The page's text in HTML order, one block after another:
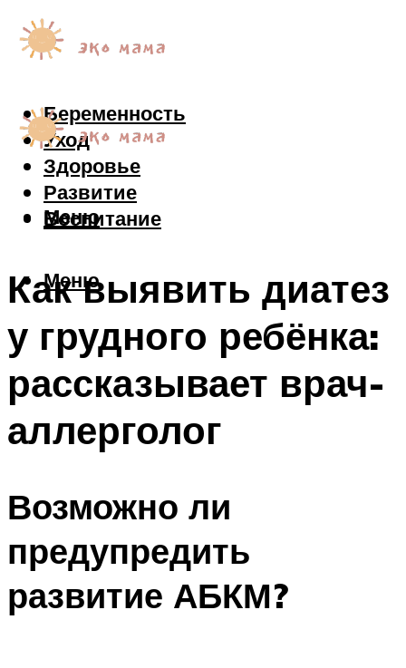
Беременность
Уход
Здоровье
Развитие
Воспитание
Меню
Меню
Как выявить диатез
у грудного ребёнка:
рассказывает врач-
аллерголог
Возможно ли
предупредить
развитие АБКМ?